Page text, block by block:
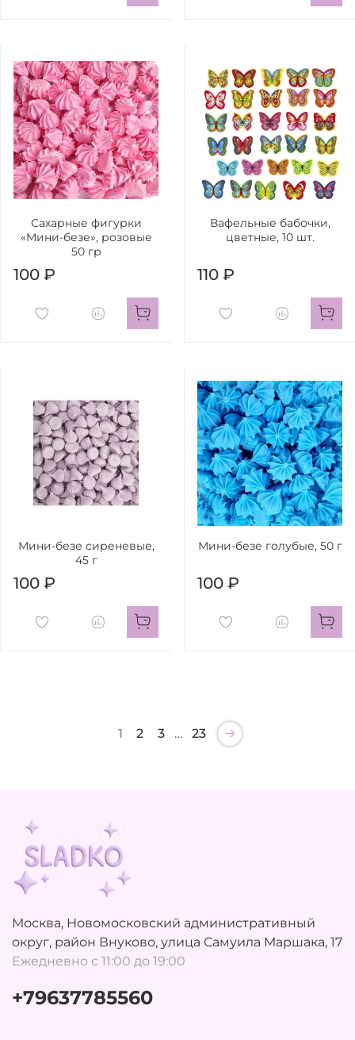
Сахарные фигурки
«Мини-безе», розовые
50 гр
100 ₽
Вафельные бабочки,
цветные, 10 шт.
110 ₽
Мини-безе сиреневые,
45 г
100 ₽
Мини-безе голубые, 50 г
100 ₽
1 2 3 … 23
Москва, Новомосковский административный
округ, район Внуково, улица Самуила Маршака, 17
Ежедневно с 11:00 до 19:00
+79637785560